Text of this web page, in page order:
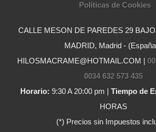
Políticas de Cookies
CALLE MESON DE PAREDES 29
MADRID, Madrid -
HILOSMACRAME@HOTMAIL.COM |
0034 632 573 435
Horario: 9:30 A 20:00 pm | Tiempo de
HORAS
(*) Precios sin Impuestos